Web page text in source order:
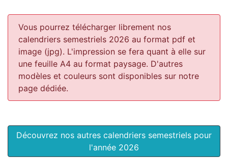
Vous pourrez télécharger librement nos
calendriers semestriels 2026 au format pdf et
image (jpg). L'impression se fera quant à elle sur
une feuille A4 au format paysage. D'autres
modèles et couleurs sont disponibles sur notre
page dédiée.
Découvrez nos autres calendriers semestriels pour
l'année 2026